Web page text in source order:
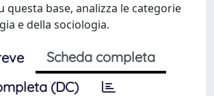
questa base, analizza le categorie
e della sociologia.
Scheda completa
(DC)